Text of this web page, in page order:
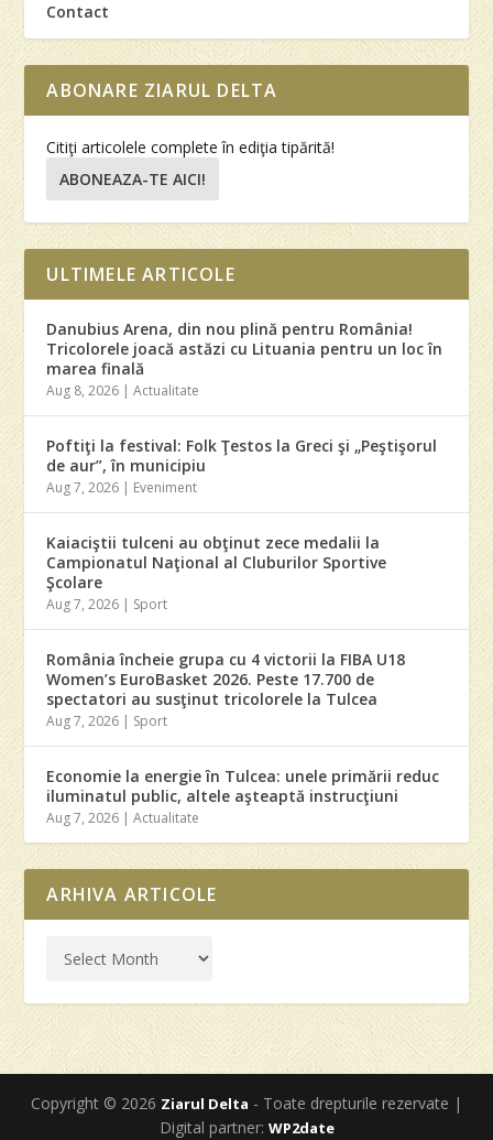
Contact
ABONARE ZIARUL DELTA
Citiţi articolele complete în ediţia tipărită!
ABONEAZA-TE AICI!
ULTIMELE ARTICOLE
Danubius Arena, din nou plină pentru România!
Tricolorele joacă astăzi cu Lituania pentru un loc în
marea finală
Aug 8, 2026 |Actualitate
Poftiţi la festival: Folk Ţestos la Greci şi „Peştişorul
de aur”, în municipiu
Aug 7, 2026 | Eveniment
Kaiaciştii tulceni au obţinut zece medalii la
Campionatul Naţional al Cluburilor Sportive
Şcolare
Aug 7, 2026 | Sport
România încheie grupa cu 4 victorii la FIBA U18
Women’s EuroBasket 2026. Peste 17.700 de
spectatori au susţinut tricolorele la Tulcea
Aug 7, 2026 | Sport
Economie la energie în Tulcea: unele primării reduc
iluminatul public, altele aşteaptă instrucţiuni
Aug 7, 2026 |Actualitate
ARHIVA ARTICOLE
Copyright © 2026 Ziarul Delta - Toate drepturile rezervate |
Digital partner: WP2date